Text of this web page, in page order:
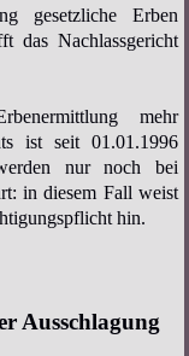
gesetzliche Erben
das Nachlassgericht
mehr
ist seit 01.01.1996
nur noch bei
in diesem Fall weist
hin.
Ausschlagung